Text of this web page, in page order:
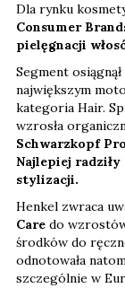
Dla rynku
Consumer
pielęgnacji
Segment osiągnął
największym
kategoria Hair.
wzrosła
Schwarzkopf
Najlepiej
stylizacji.
Henkel zwraca
Care do
środków do
odnotowała
szczególnie w